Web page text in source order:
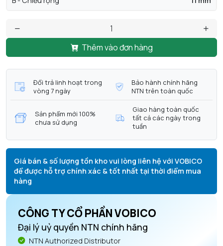
Thêm vào đơn hàng
Đổi trả linh hoạt trong
vòng 7 ngày
Bảo hành chính hãng
NTN trên toàn quốc
Sản phẩm mới 100%
chưa sử dụng
Giao hàng toàn quốc
tất cả các ngày trong
tuần
Giá bán & số lượng tồn kho vui lòng liên hệ với VOBICO
để được hỗ trợ chính xác & tốt nhất tại thời điểm mua
hàng
CÔNG TY CỔ PHẦN VOBICO
Đại lý uỷ quyền NTN chính hãng
NTN Authorized Distributor